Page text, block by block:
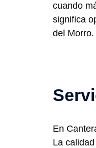
cuando
significa
del Morro.
En
La